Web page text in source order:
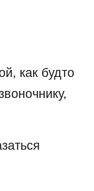
как будто